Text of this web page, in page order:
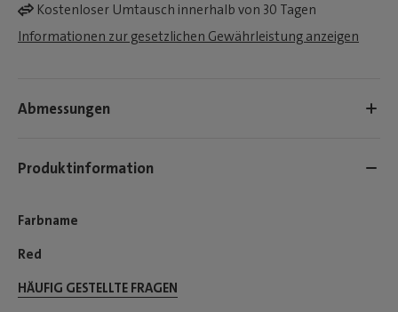
Kostenloser Umtausch innerhalb von 30 Tagen
Informationen zur gesetzlichen Gewährleistung anzeigen
Abmessungen
Produktinformation
Farbname
Red
HÄUFIG GESTELLTE FRAGEN